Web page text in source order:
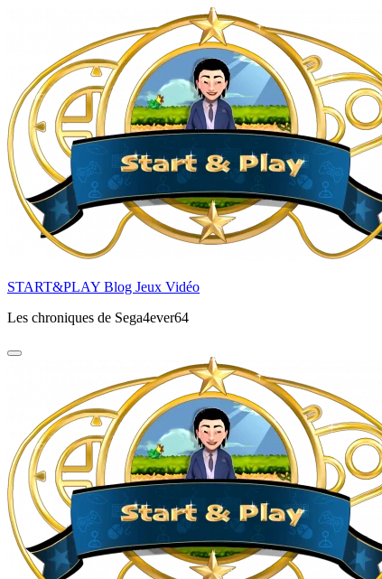
principal
START&PLAY Blog Jeux Vidéo
Les chroniques de Sega4ever64